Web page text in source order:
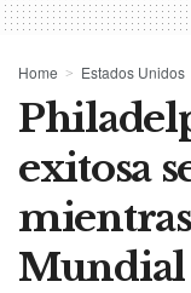
Home Estados Unidos
exitosa
Mundial